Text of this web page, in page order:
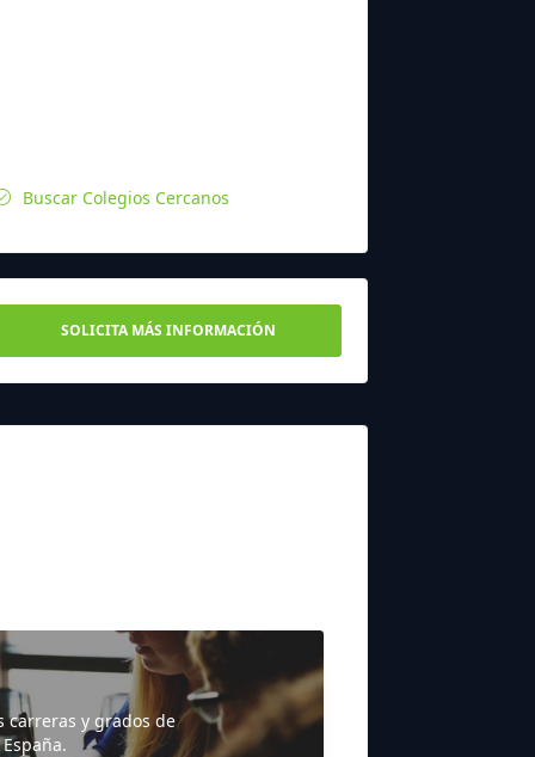
Buscar Colegios Cercanos
SOLICITA MÁS INFORMACIÓN
carreras y grados de